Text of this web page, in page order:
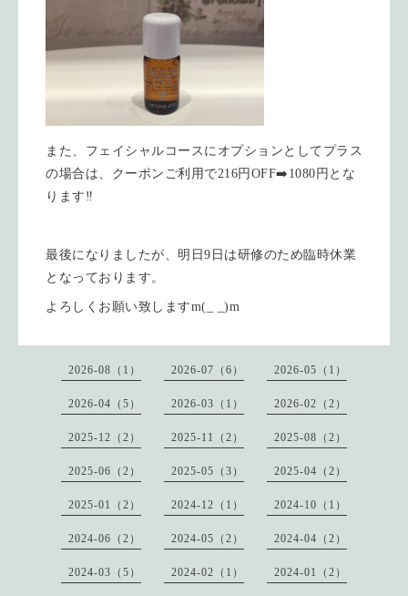
また、フェイシャルコースにオプションとしてプラス
の場合は、クーポンご利用で216円OFF➡️1080円とな
ります‼︎
最後になりましたが、明日9日は研修のため臨時休業
となっております。
よろしくお願い致しますm(_ _)m
2026-08（1） 2026-07（6） 2026-05（1）
2026-04（5） 2026-03（1） 2026-02（2）
2025-12（2） 2025-11（2） 2025-08（2）
2025-06（2） 2025-05（3） 2025-04（2）
2025-01（2） 2024-12（1） 2024-10（1）
2024-06（2） 2024-05（2） 2024-04（2）
2024-03（5） 2024-02（1） 2024-01（2）